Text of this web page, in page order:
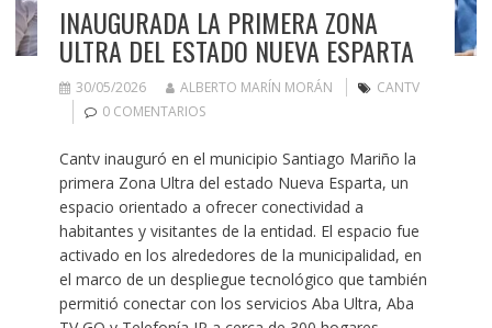
INAUGURADA LA PRIMERA ZONA
ULTRA DEL ESTADO NUEVA ESPARTA
30/05/2026 ALBERTO MARÍN MORÁN
CANTV
0 COMENTARIOS
Cantv inauguró en el municipio Santiago Mariño la
primera Zona Ultra del estado Nueva Esparta, un
espacio orientado a ofrecer conectividad a
habitantes y visitantes de la entidad. El espacio fue
activado en los alrededores de la municipalidad, en
el marco de un despliegue tecnológico que también
permitió conectar con los servicios Aba Ultra, Aba